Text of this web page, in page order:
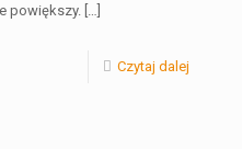
powiększy. […]
Czytaj dalej